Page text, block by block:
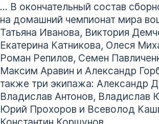
… В окончательный состав
на домашний чемпионат мира
Татьяна Иванова, Виктория
Екатерина Катникова, Олеся
Роман Репилов, Семен
Максим Аравин и Александр
также три экипажа: Александр
Владислав Антонов, Владислав
Юрий Прохоров и Всеволод